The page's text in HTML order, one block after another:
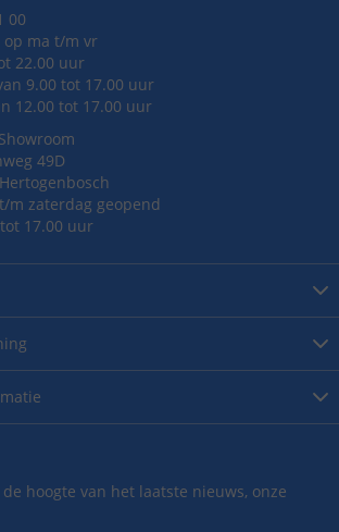
00
op ma t/m vr
22.00 uur
9.00 tot 17.00 uur
12.00 tot 17.00 uur
49D
Hertogenbosch
m zaterdag geopend
17.00 uur
hoogte van het laatste nieuws, onze